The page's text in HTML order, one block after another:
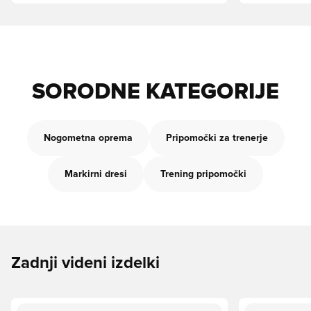
SORODNE KATEGORIJE
Nogometna oprema Pripomočki za trenerje
Markirni dresi Trening pripomočki
Zadnji videni izdelki